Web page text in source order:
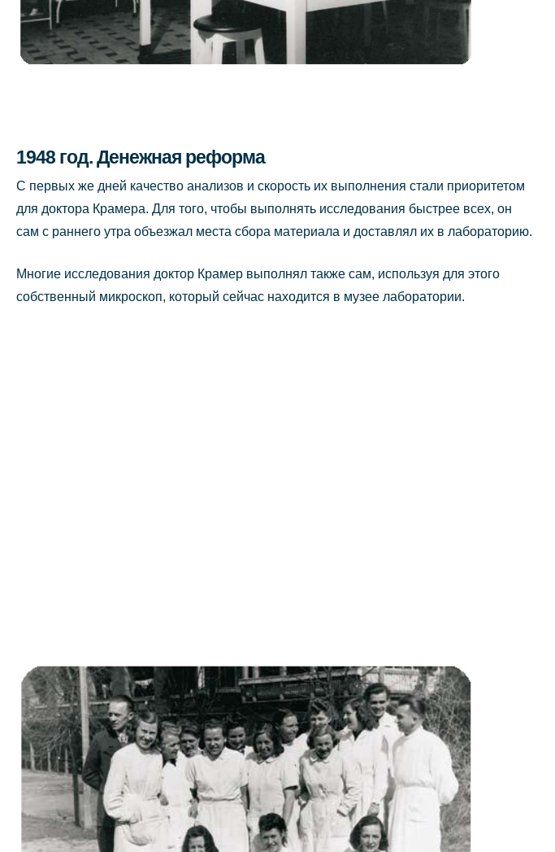
1948 год. Денежная реформа
С первых же дней качество анализов и скорость их выполнения стали приоритетом
для доктора Крамера. Для того, чтобы выполнять исследования быстрее всех, он
сам с раннего утра объезжал места сбора материала и доставлял их в лабораторию.
Многие исследования доктор Крамер выполнял также сам, используя для этого
собственный микроскоп, который сейчас находится в музее лаборатории.